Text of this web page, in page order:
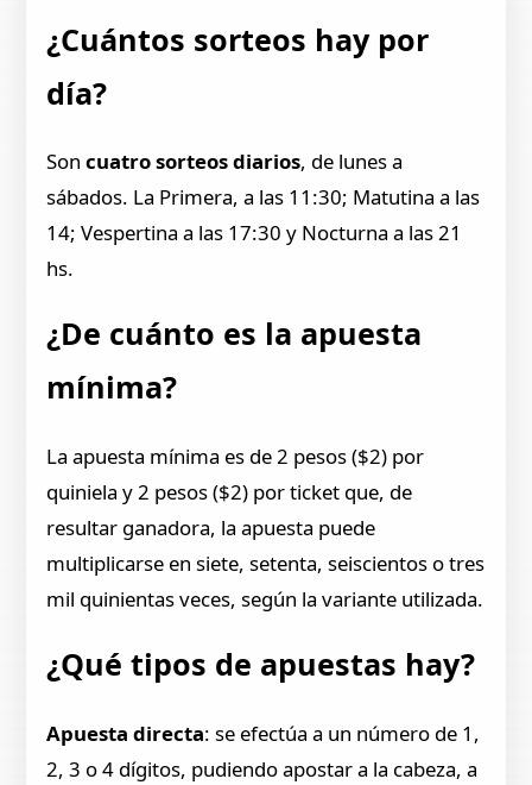
¿Cuántos sorteos hay por
día?
Soncuatro sorteos diarios, de lunes a
sábados. La Primera, a las 11:30; Matutina a las
14; Vespertina a las 17:30 y Nocturna a las 21
hs.
¿De cuánto es la apuesta
mínima?
La apuesta mínima es de 2 pesos ($2) por
quiniela y 2 pesos ($2) por ticket que, de
resultar ganadora, la apuesta puede
multiplicarse en siete, setenta, seiscientos o tres
mil quinientas veces, según la variante utilizada.
¿Qué tipos de apuestas hay?
Apuesta directa: se efectúa a un número de 1,
2, 3 o 4 dígitos, pudiendo apostar a la cabeza, a